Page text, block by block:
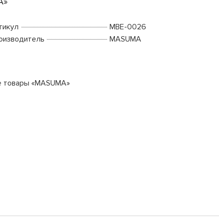
MBE-0026
MASUMA
товары «MASUMA»